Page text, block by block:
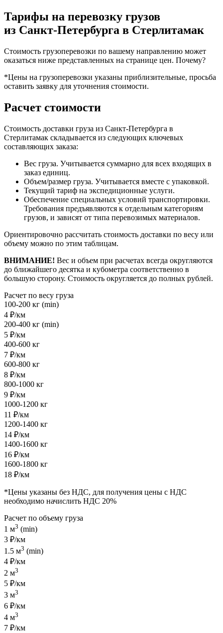
Тарифы на перевозку грузов
из Санкт-Петербурга в Стерлитамак
Стоимость грузоперевозки по вашему направлению может
оказаться ниже представленных на странице цен. Почему?
*Цены на грузоперевозки указаны приблизительные, просьба
оставить заявку для уточнения стоимости.
Расчет стоимости
Стоимость доставки груза из Санкт-Петербурга в
Стерлитамак складывается из следующих ключевых
составляющих заказа:
Вес груза. Учитывается суммарно для всех входящих в
заказ единиц.
Объем/размер груза. Учитывается вместе с упаковкой.
Текущий тариф на экспедиционные услуги.
Обеспечение специальных условий транспортировки.
Требования предъявляются к отдельным категориям
грузов, и зависят от типа перевозимых материалов.
Ориентировочно рассчитать стоимость доставки по весу или
объему можно по этим таблицам.
ВНИМАНИЕ! Вес и объем при расчетах всегда округляются
до ближайшего десятка и кубометра соответственно в
большую сторону. Стоимость округляется до полных рублей.
Расчет по весу груза
100-200 кг (min)
4 ₽/км
200-400 кг (min)
5 ₽/км
400-600 кг
7 ₽/км
600-800 кг
8 ₽/км
800-1000 кг
9 ₽/км
1000-1200 кг
11 ₽/км
1200-1400 кг
14 ₽/км
1400-1600 кг
16 ₽/км
1600-1800 кг
18 ₽/км
*Цены указаны без НДС, для получения цены с НДС
необходимо начислить НДС 20%
Расчет по объему груза
1 м3 (min)
3 ₽/км
1.5 м3 (min)
4 ₽/км
2 м3
5 ₽/км
3 м3
6 ₽/км
4 м3
7 ₽/км